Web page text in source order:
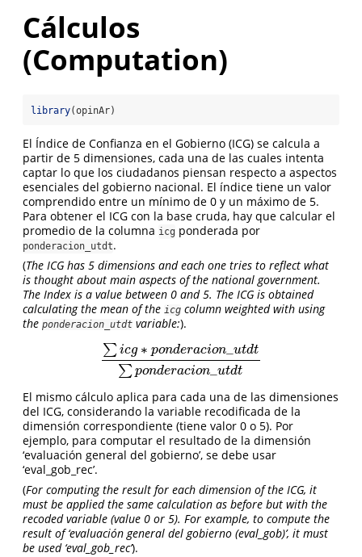
Cálculos
(Computation)
library(opinAr)
El Índice de Confianza en el Gobierno (ICG) se calcula a
partir de 5 dimensiones, cada una de las cuales intenta
captar lo que los ciudadanos piensan respecto a aspectos
esenciales del gobierno nacional. El índice tiene un valor
comprendido entre un mínimo de 0 y un máximo de 5.
Para obtener el ICG con la base cruda, hay que calcular el
promedio de la columna icg ponderada por
ponderacion_utdt.
(The ICG has 5 dimensions and each one tries to reflect what
is thought about main aspects of the national government.
The Index is a value between 0 and 5. The ICG is obtained
calculating the mean of the icg column weighted with using
the ponderacion_utdt variable:).
∑icg ∗ ponderacion_utdt
∑ponderacion _utdt
∑icg∗ponderacion_utdt∑ponde
El mismo cálculo aplica para cada una de las dimensiones
del ICG, considerando la variable recodificada de la
dimensión correspondiente (tiene valor 0 o 5). Por
ejemplo, para computar el resultado de la dimensión
‘evaluación general del gobierno’, se debe usar
‘eval_gob_rec’.
(For computing the result for each dimension of the ICG, it
must be applied the same calculation as before but with the
recoded variable (value 0 or 5). For example, to compute the
result of ‘evaluación general del gobierno (eval_gob)’, it must
be used ‘eval_gob_rec’).